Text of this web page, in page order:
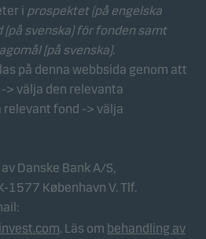
i prospektet (på engelska
(på svenska) för fonden samt
(på svenska).
på denna webbsida genom att
-> välja den relevanta
fond -> välja
Danske Bank A/S,
1577 København V. Tlf.
. Läs om behandling av